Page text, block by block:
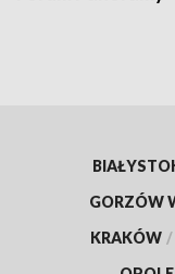
GORZÓW
KRAKÓW /